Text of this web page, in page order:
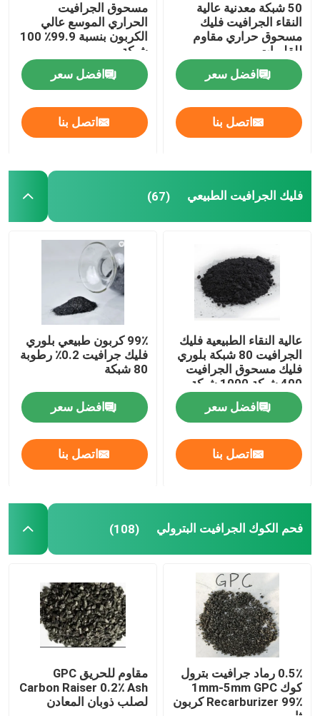
قالب الجرافيت
مسحوق الجرافيت غير المتبلور
مسحوق الجرافيت الاصطناعي
ماسك الكربون
خدمات معالجة الرسوم
50 شبكة معدنية عالية
النقاء الجرافيت فليك
مسحوق حراري مقاوم
للقلويات
افضل سعر
اتصل بنا
مسحوق الجرافيت
الحراري الموسع عالي
الكربون بنسبة 99.9٪ 100
شبكة
افضل سعر
اتصل بنا
فليك الجرافيت الطبيعي (67)
عالية النقاء الطبيعية فليك
الجرافيت 80 شبكة بلوري
فليك مسحوق الجرافيت
400 شبكة 1000 شبكة
افضل سعر
اتصل بنا
99٪ كربون طبيعي بلوري
فليك جرافيت 0.2٪ رطوبة
80 شبكة
افضل سعر
اتصل بنا
فحم الكوك الجرافيت البترولي (108)
0.5٪ رماد جرافيت بترول
كوك 1mm-5mm GPC
Recarburizer 99٪ كربون
مقاوم للحريق GPC
Carbon Raiser 0.2٪ Ash
لصلب ذوبان المعادن